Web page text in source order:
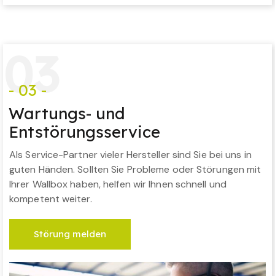
03
- 03 -
Wartungs- und
Entstörungsservice
Als Service-Partner vieler Hersteller sind Sie bei uns in
guten Händen. Sollten Sie Probleme oder Störungen mit
Ihrer Wallbox haben, helfen wir Ihnen schnell und
kompetent weiter.
Störung melden